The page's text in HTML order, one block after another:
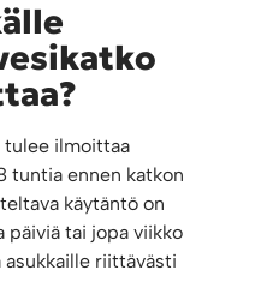
tulee ilmoittaa
tuntia ennen katkon
käytäntö on
päiviä tai jopa viikko
asukkaille riittävästi